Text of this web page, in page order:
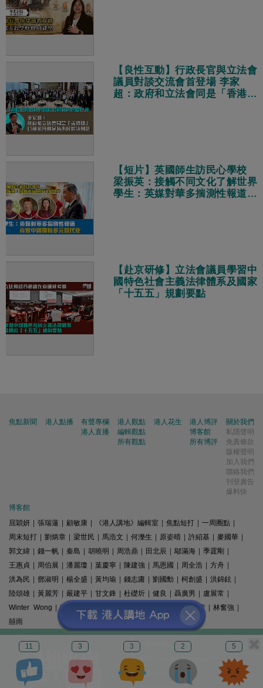
11 3 3 2 5
【良性互動】行政長官與立法會
議員對談交流會首登場 李家
超：政府和立法會同是「香港
【短片】英國師生訪民心學校
梁振英：接觸不同文化了解世界
學生：英媒對華多揣測性報道
【赴京研修】立法會議員學習中
國特色社會主義法律體系及國家
「十五五」規劃要點
焦點新聞 港人點播
有聲專欄
港人直播
港人觀點
編輯觀點
所有觀點
港人花生
港人博評
博客館
所有博評
關於我們
私隱聲明
免責條款
版權聲明
加入我們
聯絡我們
刊登廣告
爆料快
博客館
屈穎妍
張瑞蓮 顧敏康 《港人講地》編輯室 焦點短打 一周圈點
周末短打
劉炳章 梁世民 馬浩文 何濼生 原姿晴 許紹基 麥國華
郭文緯
錢一帆 秦島 胡曉明 周浩鼎 田北辰 鄔滿海 季霆剛
王惠貞
周伯展 潘麗瓊 葉慶寧 陳建強 馬恩國 周全浩 方舟
洪為民
鄧淑明 楊全盛 黃均瑜 錢志庸 劉國勳 柯創盛 洪錦鉉
陸頌雄
黃麗芳 嚴建平 甘文鋒 杜礎圻 健良 聶廣男 盧展常
Winter Wong
K2 梁文新 羅崑 姚銘 精選文章 林奮強
囍雨
© 港人講地
電郵: speakout@speakout.hk
傳真: 85228041301